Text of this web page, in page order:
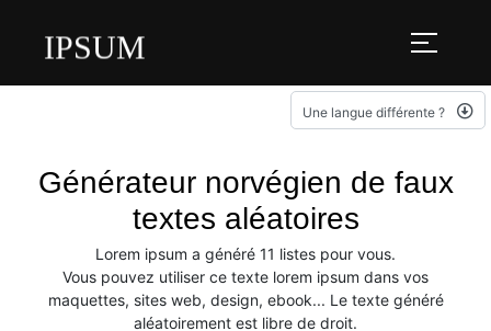
IPSUM
Une langue différente ?
Générateur norvégien de faux
textes aléatoires
Lorem ipsum a généré 11 listes pour vous.
Vous pouvez utiliser ce texte lorem ipsum dans vos
maquettes, sites web, design, ebook... Le texte généré
aléatoirement est libre de droit.